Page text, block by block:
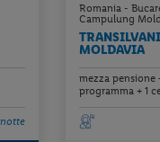
Romania -
Campulung
MOLDAVIA
mezza pensione
programma + 1